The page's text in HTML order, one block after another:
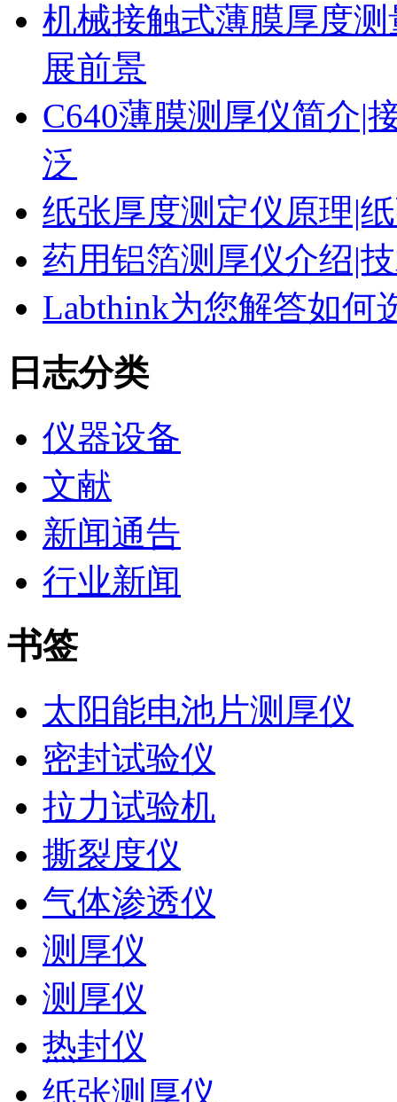
机械接触式薄膜厚度
展前景
C640薄膜测厚仪简介|
泛
纸张厚度测定仪原理|
药用铝箔测厚仪介绍|
Labthink为您解答如何
日志分类
仪器设备
文献
新闻通告
行业新闻
书签
太阳能电池片测厚仪
密封试验仪
拉力试验机
撕裂度仪
气体渗透仪
测厚仪
测厚仪
热封仪
纸张测厚仪